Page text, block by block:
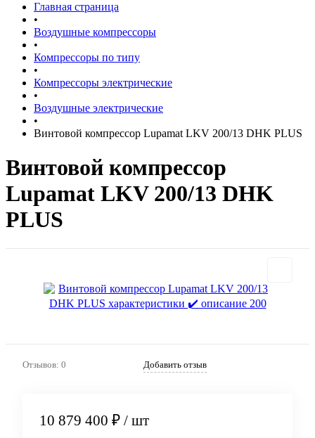
Главная страница
•
Воздушные компрессоры
•
Компрессоры по типу
•
Компрессоры электрические
•
Воздушные электрические
•
Винтовой компрессор Lupamat LKV 200/13 DHK PLUS
Винтовой компрессор
Lupamat LKV 200/13 DHK
PLUS
Отзывов: 0 Добавить отзыв
10 879 400 ₽ / шт